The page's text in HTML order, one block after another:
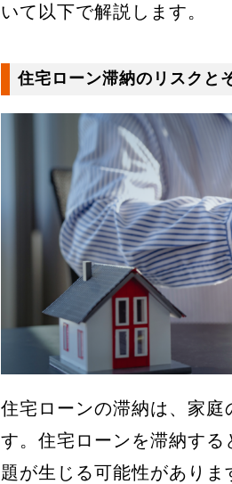
いて以下で解説します。
住宅ローン滞納のリスクと
住宅ローンの滞納は、家
す。住宅ローンを滞納す
題が生じる可能性がありま